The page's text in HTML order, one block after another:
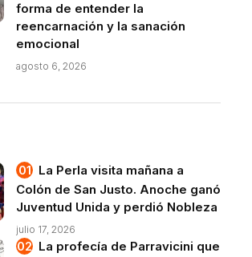
forma de entender la
reencarnación y la sanación
emocional
agosto 6, 2026
La Perla visita mañana a
Colón de San Justo. Anoche ganó
Juventud Unida y perdió Nobleza
julio 17, 2026
La profecía de Parravicini que